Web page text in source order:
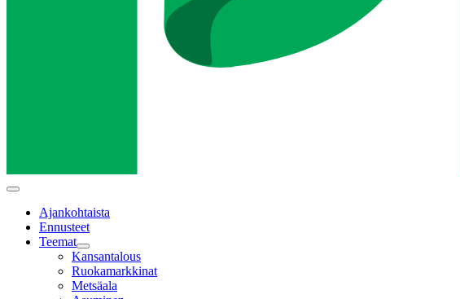
Main
Ajankohtaista
Ennusteet
Teemat
Child
menu
Kansantalous
Ruokamarkkinat
Metsäala